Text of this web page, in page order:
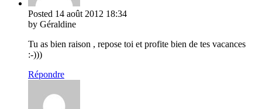
Posted 14 août 2012 18:34
by Géraldine
Tu as bien raison , repose toi et profite bien de tes vacances
:-)))
Répondre